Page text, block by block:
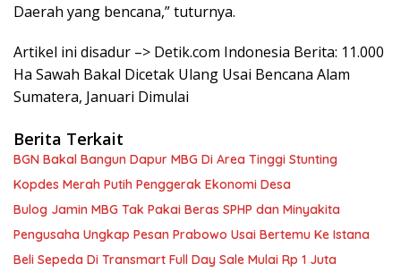
Daerah yang bencana,” tuturnya.
Artikel ini disadur –> Detik.com Indonesia Berita: 11.000
Ha Sawah Bakal Dicetak Ulang Usai Bencana Alam
Sumatera, Januari Dimulai
Berita Terkait
BGN Bakal Bangun Dapur MBG Di Area Tinggi Stunting
Kopdes Merah Putih Penggerak Ekonomi Desa
Bulog Jamin MBG Tak Pakai Beras SPHP dan Minyakita
Pengusaha Ungkap Pesan Prabowo Usai Bertemu Ke Istana
Beli Sepeda Di Transmart Full Day Sale Mulai Rp 1 Juta